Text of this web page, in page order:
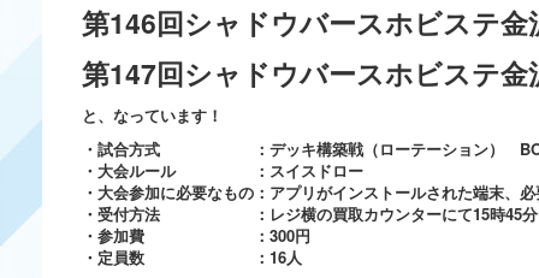
第146回シャドウバースホビステ
第147回シャドウバースホビステ
と、なっています！
・試合方式 ：デッキ構築戦（ローテーション）
・大会ルール ：スイスドロー
・大会参加に必要なもの：アプリがインストールされた端末、
・受付方法 ：レジ横の買取カウンターにて15時45分
・参加費 ：300円
・定員数 ：16人